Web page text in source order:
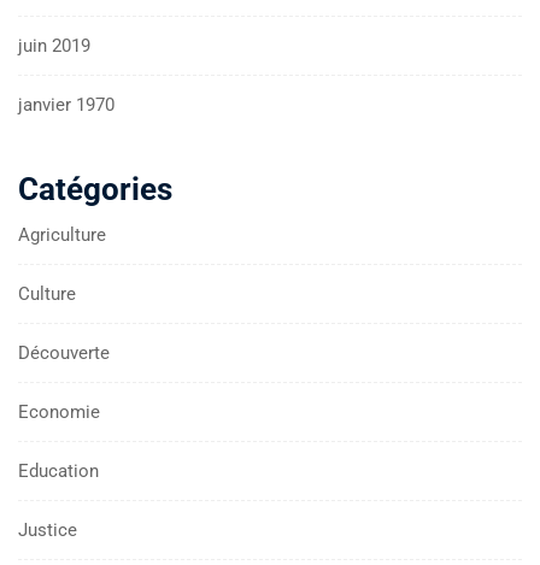
juin 2019
janvier 1970
Catégories
Agriculture
Culture
Découverte
Economie
Education
Justice